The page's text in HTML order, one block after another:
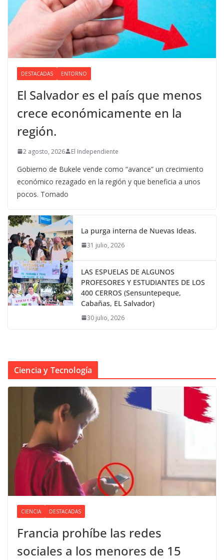
DESTACADAS ENTORNO
El Salvador es el país que menos
crece económicamente en la
región.
2 agosto, 2026 El Independiente
Gobierno de Bukele vende como “avance” un crecimiento
económico rezagado en la región y que beneficia a unos
pocos. Tomado
La purga interna de Nuevas Ideas.
31 julio, 2026
LAS ESPUELAS DE ALGUNOS
PROFESORES Y ESTUDIANTES DE LOS
400 CERROS (Sensuntepeque,
Cabañas, EL Salvador)
30 julio, 2026
Ciencia y Tecnología
CIENCIA DESTACADAS
Francia prohíbe las redes
sociales a los menores de 15